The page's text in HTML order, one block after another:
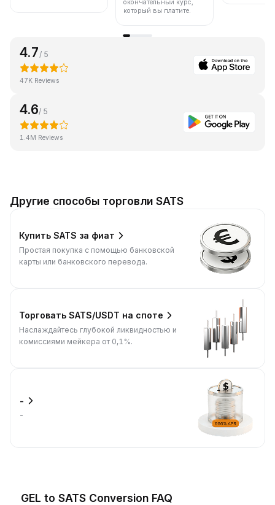
окончательный курс,
который вы платите.
4.7 / 5
47K Reviews
4.6/ 5
1.4M Reviews
Другие способы торговли SATS
Купить SATS за фиат
Простая покупка с помощью банковской
карты или банковского перевода.
Торговать SATS/USDT на споте
Наслаждайтесь глубокой ликвидностью и
комиссиями мейкера от 0,1%.
-
-
GEL to SATS Conversion FAQ